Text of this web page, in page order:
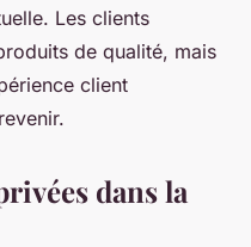
Les clients
de qualité, mais
client
dans la